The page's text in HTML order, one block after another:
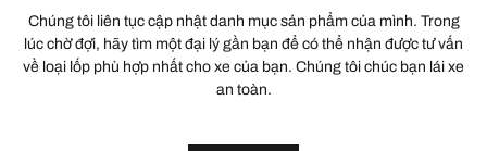
Chúng tôi liên tục cập nhật danh mục sản phẩm của mình. Trong
lúc chờ đợi, hãy tìm một đại lý gần bạn để có thể nhận được tư vấn
về loại lốp phù hợp nhất cho xe của bạn. Chúng tôi chúc bạn lái xe
an toàn.